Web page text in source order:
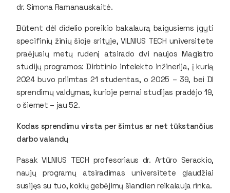
dr. Simona Ramanauskaitė.
Būtent dėl didelio poreikio bakalaurą baigusiems įgyti
specifinių žinių šioje srityje, VILNIUS TECH universitete
praėjusių metų rudenį atsirado dvi naujos Magistro
studijų programos: Dirbtinio intelekto inžinerija, į kurią
2024 buvo priimtas 21 studentas, o 2025 – 39, bei DI
sprendimų valdymas, kurioje pernai studijas pradėjo 19,
o šiemet – jau 52.
Kodas sprendimu virsta per šimtus ar net tūkstančius
darbo valandų
Pasak VILNIUS TECH profesoriaus dr. Artūro Serackio,
naujų programų atsiradimas universitete glaudžiai
susijęs su tuo, kokių gebėjimų šiandien reikalauja rinka.